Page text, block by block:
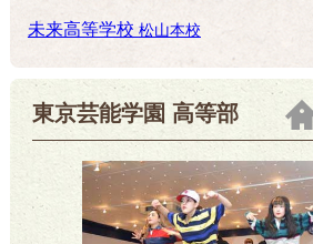
未来高等学校 松山本校
東京芸能学園 高等部